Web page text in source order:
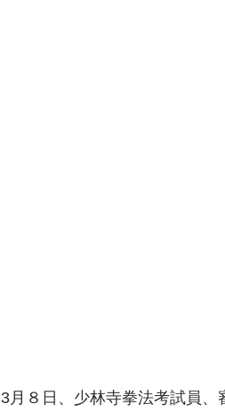
3月８日、少林寺拳法考試員